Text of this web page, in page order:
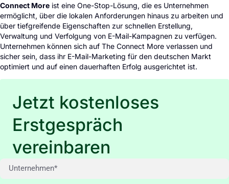
Connect More ist eine One-Stop-Lösung, die es Unternehmen
ermöglicht, über die lokalen Anforderungen hinaus zu arbeiten und
über tiefgreifende Eigenschaften zur schnellen Erstellung,
Verwaltung und Verfolgung von E-Mail-Kampagnen zu verfügen.
Unternehmen können sich auf The Connect More verlassen und
sicher sein, dass ihr E-Mail-Marketing für den deutschen Markt
optimiert und auf einen dauerhaften Erfolg ausgerichtet ist.
Jetzt kostenloses
Erstgespräch
vereinbaren